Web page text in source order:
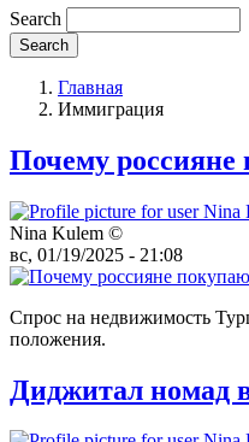
Search
Главная
Иммиграция
Почему
Nina Kulem ©️
вс, 01/19/2025 - 21:08
Спрос на недвижимость
положения.
Диджитал номад